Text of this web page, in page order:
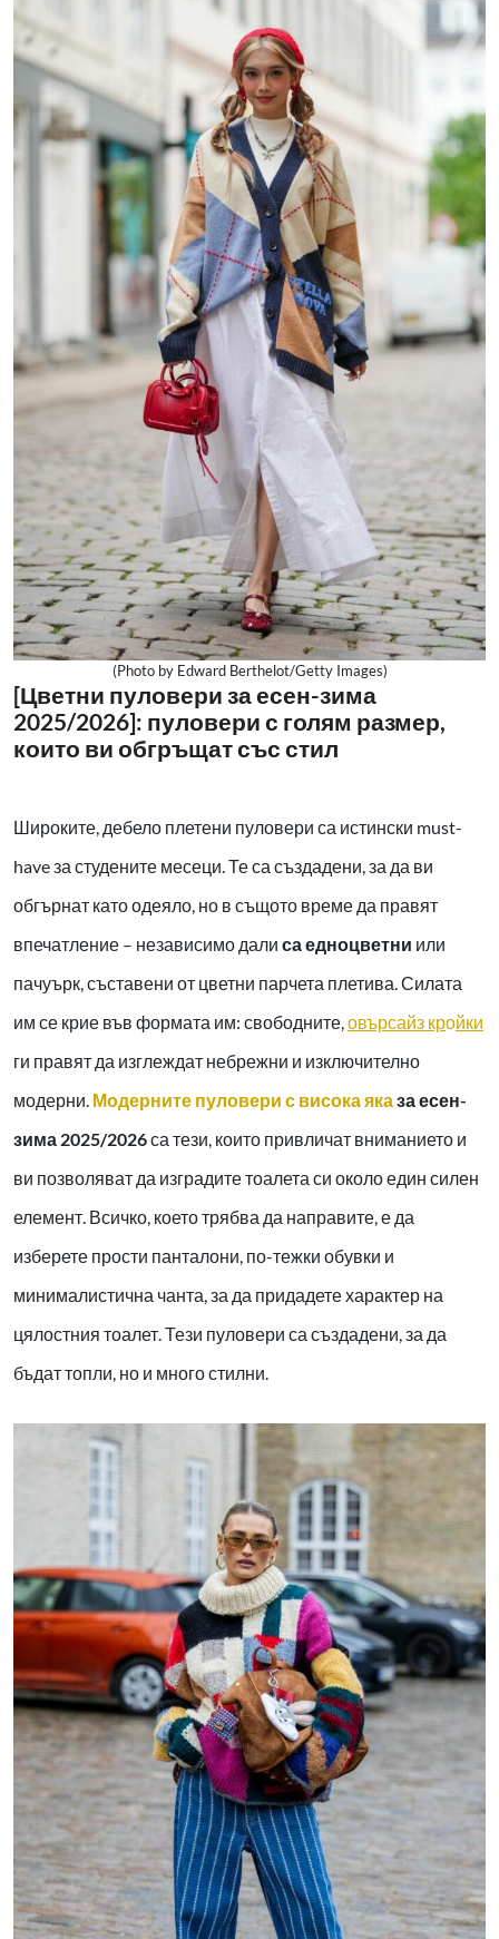
(Photo by Edward Berthelot/Getty Images)
[Цветни пуловери за есен-зима
2025/2026]: пуловери с голям размер,
които ви обгръщат със стил
Широките, дебело плетени пуловери са истински must-
have за студените месеци. Те са създадени, за да ви
обгърнат като одеяло, но в същото време да правят
впечатление – независимо дали са едноцветни или
пачуърк, съставени от цветни парчета плетива. Силата
им се крие във формата им: свободните,овърсайз кройки
ги правят да изглеждат небрежни и изключително
модерни. Модерните пуловери с висока яказа есен-
зима 2025/2026са тези, които привличат вниманието и
ви позволяват да изградите тоалета си около един силен
елемент. Всичко, което трябва да направите, е да
изберете прости панталони, по-тежки обувки и
минималистична чанта, за да придадете характер на
цялостния тоалет. Тези пуловери са създадени, за да
бъдат топли, но и много стилни.